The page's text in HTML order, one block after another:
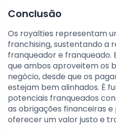
Conclusão
Os royalties representam
franchising, sustentando a
franqueador e franqueado.
que ambos aproveitem os
negócio, desde que os
estejam bem alinhados. É
potenciais franqueados
as obrigações financeiras
oferecer um valor justo e